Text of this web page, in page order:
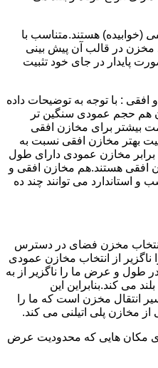
(خوابیده) هستند.متناسب با
در قالب آن پیش بینی
پایدار در جای خود تثبیت
: با توجه به توضیحات داده
هم حجم عمودی سنگین تر
بیشتر برای مخازن افقی
بهتر مخازن افقی نسبت به
مخازن عمودی دارای طول
افقی هستند.هم مخازن افقی و
استاندارد می توانند چند ده
انتخاب مخزن فضای در دسترس
ناگزیر از انتخاب مخازن عمودی
طول و عرض ما را ناگزیر از به
می کند.بنابراین این
انتقال مخزن است که ما را
از مخازن پلی اتیلنی می کند.
مکان هایی که محدودیت عرض